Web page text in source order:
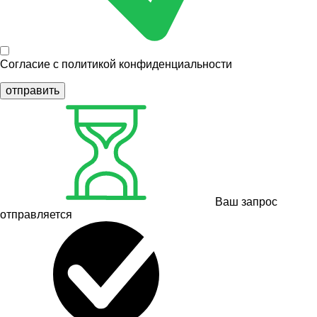
Согласие с политикой конфиденциальности
отправить
Ваш запрос
отправляется